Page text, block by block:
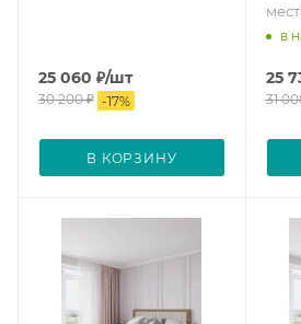
25 060 ₽/шт
30 200₽ -17%
В КОРЗИНУ
в
25
31